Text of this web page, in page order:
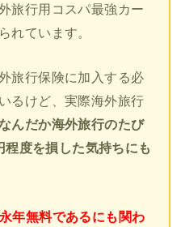
旅行用コスパ最強カー
れています。
旅行保険に加入する必
るけど、実際海外旅行
んだか海外旅行のたび
度を損した気持ちにも
年無料であるにも関わ